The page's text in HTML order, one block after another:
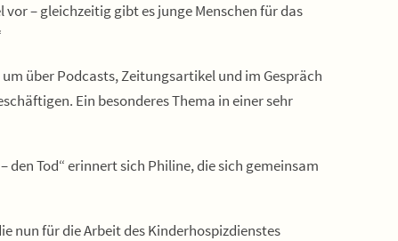
– gleichzeitig gibt es junge Menschen für das
über Podcasts, Zeitungsartikel und im Gespräch
Ein besonderes Thema in einer sehr
den Tod“ erinnert sich Philine, die sich gemeinsam
nun für die Arbeit des Kinderhospizdienstes